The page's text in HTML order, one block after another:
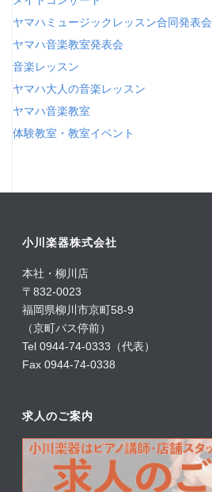
ヤマハミュージックレッスン合同発表会
ヤマハ音楽教室発表会
音楽レッスン
ヤマハ大人の音楽レッスン
ヤマハ音楽教室
体験教室・教室イベント
小川楽器株式会社
本社・柳川店
〒832-0023
福岡県柳川市京町58-9
（京町バス停前）
Tel 0944-74-0333（代表）
Fax 0944-74-0338
求人のご案内